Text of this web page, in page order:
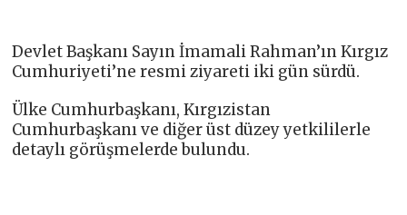
Devlet Başkanı Sayın İmamali Rahman’ın Kırgız
Cumhuriyeti’ne resmi ziyareti iki gün sürdü.
Ülke Cumhurbaşkanı, Kırgızistan
Cumhurbaşkanı ve diğer üst düzey yetkililerle
detaylı görüşmelerde bulundu.